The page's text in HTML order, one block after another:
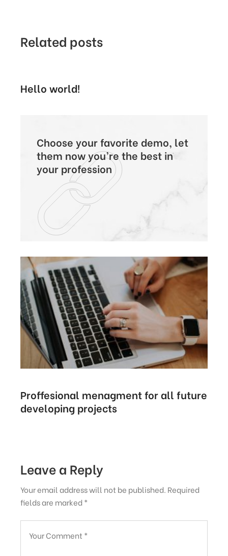
Related posts
Hello world!
Choose your favorite demo, let
them now you’re the best in
your profession
Proffesional menagment for all future
developing projects
Leave a Reply
Your email address will not be published. Required
fields are marked *